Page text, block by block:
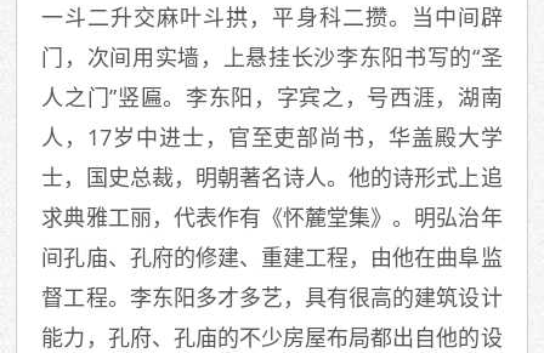
一斗二升交麻叶斗拱，平身科二攒。当中间辟
门，次间用实墙，上悬挂长沙李东阳书写的“圣
人之门”竖匾。李东阳，字宾之，号西涯，湖南
人，17岁中进士，官至吏部尚书，华盖殿大学
士，国史总裁，明朝著名诗人。他的诗形式上追
求典雅工丽，代表作有《怀麓堂集》。明弘治年
间孔庙、孔府的修建、重建工程，由他在曲阜监
督工程。李东阳多才多艺，具有很高的建筑设计
能力，孔府、孔庙的不少房屋布局都出自他的设